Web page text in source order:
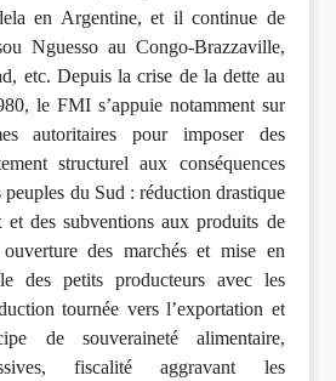
en Argentine, et il continue de
Nguesso au Congo-Brazzaville,
etc. Depuis la crise de la dette au
le FMI s’appuie notamment sur
autoritaires pour imposer des
structurel aux conséquences
peuples du Sud : réduction drastique
et des subventions aux produits de
ouverture des marchés et mise en
des petits producteurs avec les
tournée vers l’exportation et
de souveraineté alimentaire,
fiscalité aggravant les